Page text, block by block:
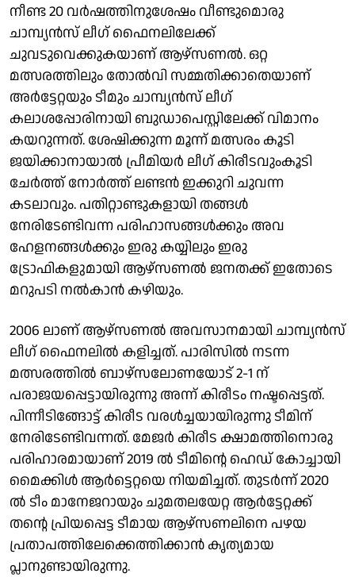
നീണ്ട 20 വർഷത്തിനുശേഷം വീണ്ടുമൊരു
ചാമ്പ്യൻസ് ലീ​ഗ് ഫൈനലിലേക്ക്
ചുവടുവെക്കുകയാണ് ആഴ്സണൽ. ഒറ്റ
മത്സരത്തിലും തോൽവി സമ്മതിക്കാതെയാണ്
അർട്ടേറ്റയും ടീമും ചാമ്പ്യൻസ് ലീ​ഗ്
കലാശപ്പോരിനായി ബുഡാപെസ്റ്റിലേക്ക് വിമാനം
കയറുന്നത്. ശേഷിക്കുന്ന മൂന്ന് മത്സരം കൂടി
ജയിക്കാനായാൽ പ്രീമിയർ ലീ​ഗ് കിരീടവുംകൂടി
ചേർത്ത് നോർത്ത് ലണ്ടൻ ഇക്കുറി ചുവന്ന
കടലാവും. പതിറ്റാണ്ടുകളായി തങ്ങൾ
നേരിടേണ്ടിവന്ന പരിഹാസങ്ങൾക്കും അവ​
ഹേളനങ്ങൾക്കും ഇരു കയ്യിലും ഇരു
ട്രോഫികളുമായി ആഴ്സണൽ ജനതക്ക് ഇതോടെ
മറുപടി നൽകാൻ കഴിയും.
2006 ലാണ് ആഴ്സണൽ അവസാനമായി ചാമ്പ്യൻസ്‍
ലീ​​ഗ് ഫൈനലിൽ കളിച്ചത്. പാരിസിൽ നടന്ന
മത്സരത്തിൽ ബാഴ്സലോണയോട് 2-1 ന് ​
പരാജയപ്പെട്ടായിരുന്നു അന്ന് കിരീടം നഷ്ടപ്പെട്ടത്.
പിന്നീടിങ്ങോട്ട് കിരീട വരൾച്ചയായിരുന്നു ടീമിന്
നേരിടേണ്ടിവന്നത്. മേജർ കിരീട ക്ഷാമത്തിനൊരു
പരിഹാരമായാണ് 2019 ൽ ടീമിന്റെ ഹെഡ് കോച്ചായി
മൈക്കിൾ ആർട്ടെറ്റയെ നിയമിച്ചത്. തുടർന്ന് 2020
ൽ ടീം മാനേജറായും ചുമതലയേറ്റ ആർട്ടേറ്റക്ക്
തന്റെ പ്രിയപ്പെട്ട ടീമായ ആഴ്സണലിനെ പഴയ
പ്രതാപത്തിലേക്കെത്തിക്കാൻ കൃത്യമായ
പ്ലാനുണ്ടായിരുന്നു.